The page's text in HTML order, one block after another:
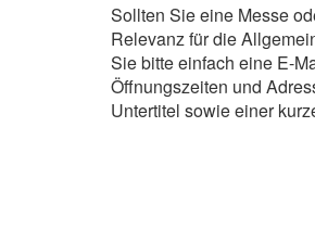
Sollten Sie eine Messe
Relevanz für die
Sie bitte einfach eine E-
Öffnungszeiten und
Untertitel sowie einer